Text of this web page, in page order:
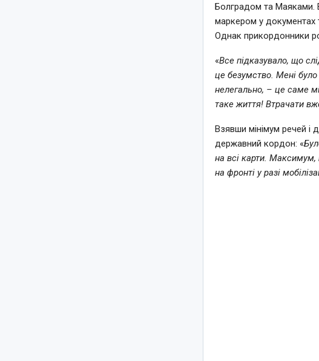
Болградом та Маяками.
маркером у документах
Однак прикордонники
«Все підказувало, що
це безумство. Мені
нелегально, – це саме
таке життя! Втрачати
Взявши мінімум речей і
державний кордон: «
на всі карти.
на фронті у разі